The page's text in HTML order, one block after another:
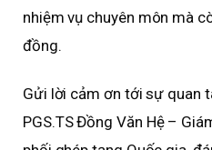
nhiệm vụ chuyên môn mà
đồng.
Gửi lời cảm ơn tới sự quan
PGS.TS Đồng Văn Hệ –